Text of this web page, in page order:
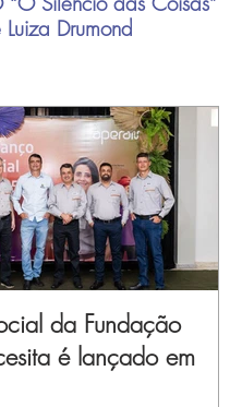
Drumond
da Fundação
é lançado em